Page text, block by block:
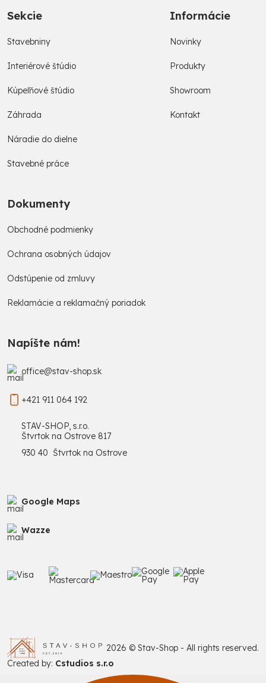
Sekcie
Stavebniny
Interiérové štúdio
Kúpeľňové štúdio
Záhrada
Náradie do dielne
Stavebné práce
Informácie
Novinky
Produkty
Showroom
Kontakt
Dokumenty
Obchodné podmienky
Ochrana osobných údajov
Odstúpenie od zmluvy
Reklamácie a reklamačný poriadok
Napíšte nám!
office@stav-shop.sk
+421 911 064 192
STAV-SHOP, s.r.o.
Štvrtok na Ostrove 817
930 40 Štvrtok na Ostrove
Google Maps
Wazze
2026 © Stav-Shop - All rights reserved.
Created by: Cstudios s.r.o